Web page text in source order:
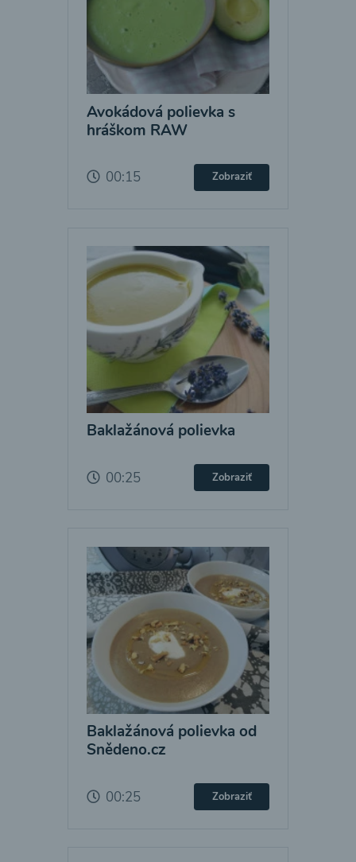
Avokádová polievka s
hráškom RAW
00:15 Zobraziť
Baklažánová polievka
00:25 Zobraziť
Baklažánová polievka od
Snědeno.cz
00:25 Zobraziť